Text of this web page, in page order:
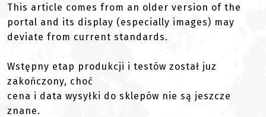
This article comes from an older version of the
portal and its display (especially images) may
deviate from current standards.
Wstępny etap produkcji i testów został juz
zakończony, choć
cena i data wysyłki do sklepów nie są jeszcze
znane.